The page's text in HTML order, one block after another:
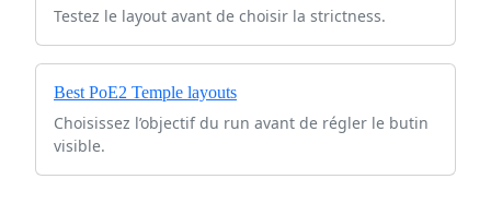
Testez le layout avant de choisir la strictness.
Best PoE2 Temple layouts
Choisissez l’objectif du run avant de régler le butin
visible.